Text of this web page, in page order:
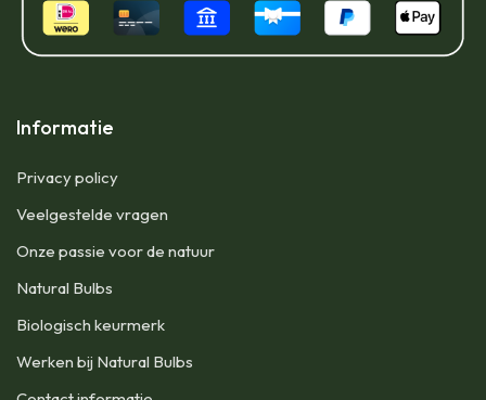
Informatie
Privacy policy
Veelgestelde vragen
Onze passie voor de natuur
Natural Bulbs
Biologisch keurmerk
Werken bij Natural Bulbs